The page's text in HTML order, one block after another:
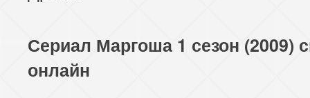
Сериал Маргоша 1 сезон (2009)
онлайн